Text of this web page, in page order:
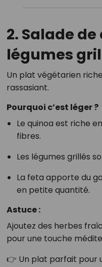
2. Salade
légumes
Un plat végétarien
rassasiant.
Pourquoi c’est léger ?
Le quinoa est riche
fibres.
Les légumes grillés
La feta apporte du
en petite quantité.
Astuce :
Ajoutez des herbes
pour une touche
👉 Un plat parfait pour